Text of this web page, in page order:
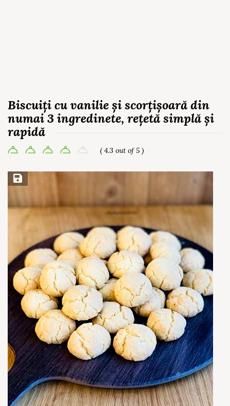
Biscuiți cu vanilie și scorțișoară din
numai 3 ingredinete, rețetă simplă și
rapidă
( 4.3 out of 5 )
Save Recipe